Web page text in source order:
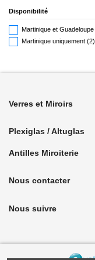
Disponibilité
Martinique et Guadeloupe
Martinique uniquement (2)
Verres et Miroirs
Plexiglas / Altuglas
Antilles Miroiterie
Nous contacter
Nous suivre